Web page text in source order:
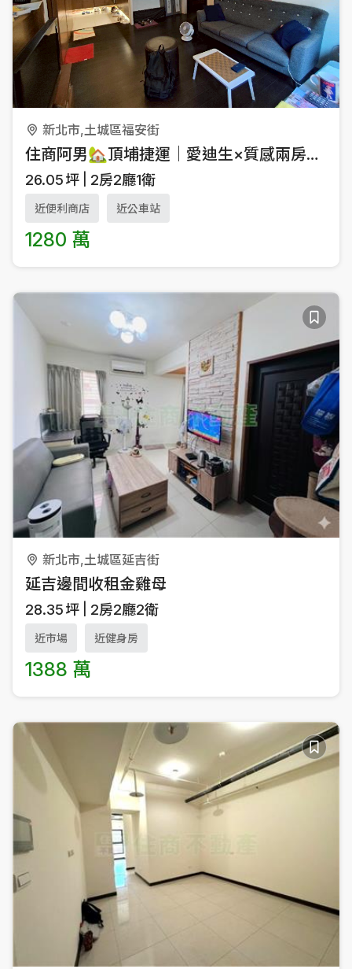
新北市,土城區福安街
住商阿男🏡頂埔捷運｜愛迪生×質感兩房×低總價電梯✨
26.05坪 2房2廳1衛
近便利商店 近公車站
1280 萬
新北市,土城區延吉街
延吉邊間收租金雞母
28.35坪 2房2廳2衛
近市場 近健身房
1388 萬